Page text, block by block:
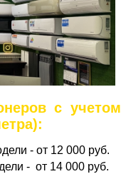
с учетом
- от 12 000 руб.
- от 14 000 руб.